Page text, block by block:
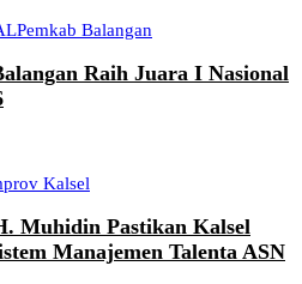
Pemkab Balangan
Raih Juara I Nasional
Kalsel
Muhidin Pastikan Kalsel
Manajemen Talenta ASN